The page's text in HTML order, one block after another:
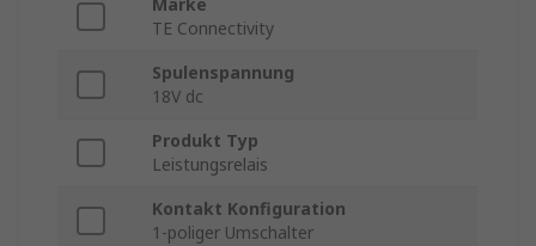
Marke
TE Connectivity
Spulenspannung
18V dc
Produkt Typ
Leistungsrelais
Kontakt Konfiguration
1-poliger Umschalter